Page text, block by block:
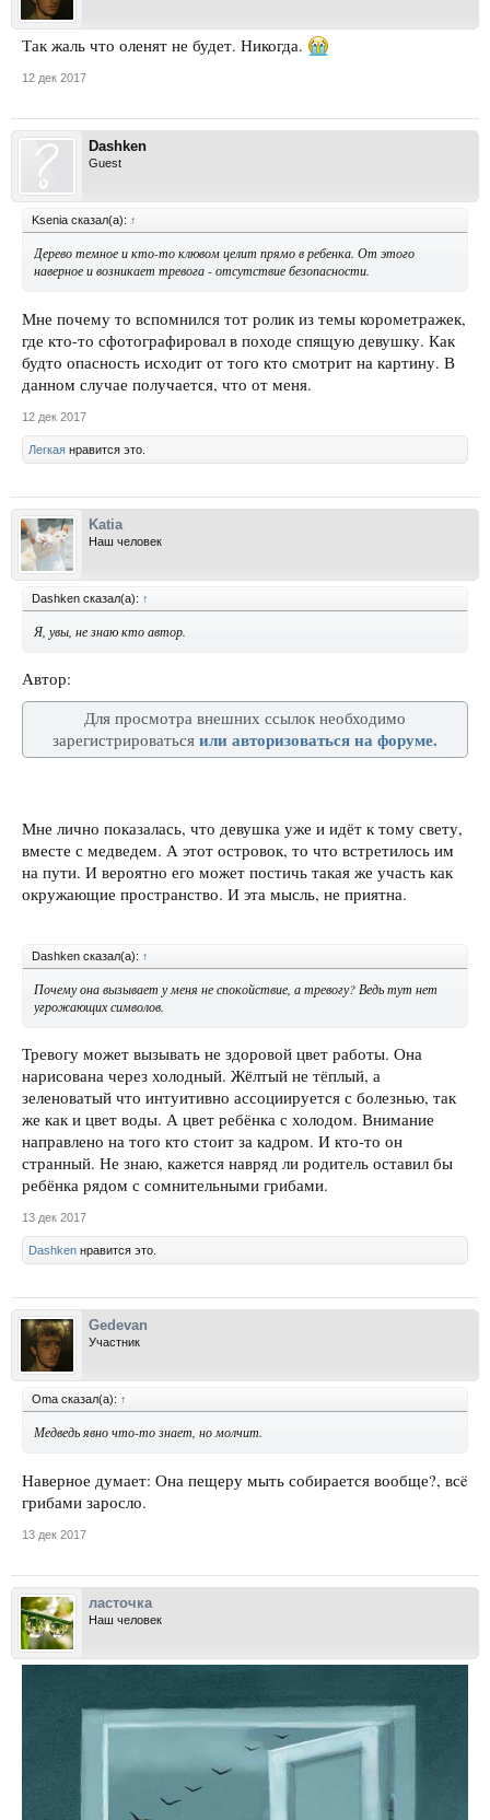
Так жаль что оленят не будет. Никогда.
12 дек 2017
Dashken
Guest
Ksenia сказал(а): ↑
Дерево темное и кто-то клювом целит прямо в ребенка. От этого
наверное и возникает тревога - отсутствие безопасности.
Мне почему то вспомнился тот ролик из темы корометражек,
где кто-то сфотографировал в походе спящую девушку. Как
будто опасность исходит от того кто смотрит на картину. В
данном случае получается, что от меня.
12 дек 2017
Легкая нравится это.
Katia
Наш человек
Dashken сказал(а): ↑
Я, увы, не знаю кто автор.
Автор:
Для просмотра внешних ссылок необходимо
зарегистрироваться или авторизоваться на форуме.
Мне лично показалась, что девушка уже и идёт к тому свету,
вместе с медведем. А этот островок, то что встретилось им
на пути. И вероятно его может постичь такая же участь как
окружающие пространство. И эта мысль, не приятна.
Dashken сказал(а): ↑
Почему она вызывает у меня не спокойствие, а тревогу? Ведь тут нет
угрожающих символов.
Тревогу может вызывать не здоровой цвет работы. Она
нарисована через холодный. Жёлтый не тёплый, а
зеленоватый что интуитивно ассоциируется с болезнью, так
же как и цвет воды. А цвет ребёнка с холодом. Внимание
направлено на того кто стоит за кадром. И кто-то он
странный. Не знаю, кажется навряд ли родитель оставил бы
ребёнка рядом с сомнительными грибами.
13 дек 2017
Dashken нравится это.
Gedevan
Участник
Oma сказал(а): ↑
Медведь явно что-то знает, но молчит.
Наверное думает: Она пещеру мыть собирается вообще?, всë
грибами заросло.
13 дек 2017
ласточка
Наш человек